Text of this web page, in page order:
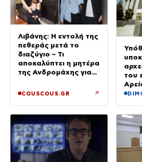
Λιβάνης: Η εντολή της
πεθεράς μετά το
διαζύγιο – Τι
αποκαλύπτει η μητέρα
της Ανδρομάχης για
COUSCOUS.GR ↗
του